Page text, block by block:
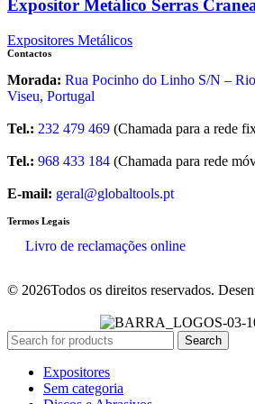
Expositor Metálico Serras
Expositores Metálicos
Contactos
Morada: Rua Pocinho do Linho S/N –
Viseu, Portugal
Tel.: 232 479 469 (Chamada para a rede
Tel.: 968 433 184 (Chamada para rede
E-mail: geral@globaltools.pt
Termos Legais
Livro de reclamações online
© 2026Todos os direitos reservados.
Search
Expositores
Sem categoria